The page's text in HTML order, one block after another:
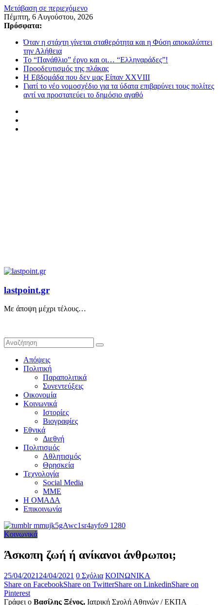
Μετάβαση σε περιεχόμενο
Πέμπτη, 6 Αυγούστου, 2026
Πρόσφατα:
Όταν η στάχτη γίνεται σταθερότητα και η Φύση αποκαλύπτει
την Αλήθεια
Το “Πανάθλιο” έργο και οι… “Ελληναράδες”!
Προοδευτισμός της πλάκας
Η Εβδομάδα που δεν μας Είπαν XXVIII
Γιατί το νέο νομοσχέδιο για τα ύδατα επιβαρύνει τους πολίτες
αντί να προστατεύει το δημόσιο αγαθό
lastpoint.gr
Με άποψη μέχρι τέλους…
Απόψεις
Πολιτική
Παραπολιτικά
Συνεντεύξεις
Οικονομία
Κοινωνικά
Ιστορίες
Βιογραφίες
Εθνικά
Διεθνή
Πολιτισμός
Αθλητισμός
Θρησκεία
Τεχνολογία
Social Media
ΜΜΕ
Η ΟΜΑΔΑ
Επικοινωνία
Κοινωνικά
Άσκοπη ζωή ή ανίκανοι άνθρωποι;
25/04/2021 24/04/2021 0 Σχόλια ΚΟΙΝΩΝΙΚΑ
Share on FacebookShare on TwitterShare on LinkedinShare on
Pinterest
Γράφει ο Βασίλης Ξένος, Ιατρική Σχολή Αθηνών / ΕΚΠΑ